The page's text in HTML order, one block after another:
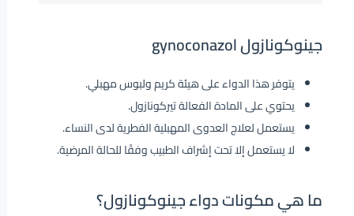
جينوكونازول gynoconazol
يتوفر هذا الدواء على هيئة كريم ولبوس مهبلي.
يحتوي على المادة الفعالة تيركونازول.
يستعمل لعلاج العدوى المهبلية الفطرية لدى النساء.
لا يستعمل إلا تحت إشراف الطبيب وفقًا للحالة المرضية.
ما هي مكونات دواء جينوكونازول؟